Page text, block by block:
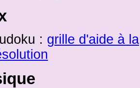
: grille d'aide à la